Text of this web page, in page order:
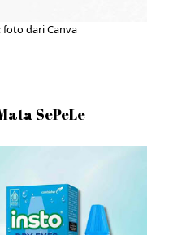
dari Canva
SePeLe